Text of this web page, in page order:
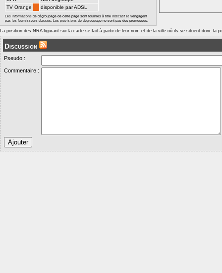
TV Orange
disponible par ADSL
Les informations de dégroupage de cette page sont fournies à titre indicatif et n'engagent
pas les fournisseurs d'accès. Les prévisions de dégroupage ne sont pas des promesses.
La position des NRA figurant sur la carte se fait à partir de leur nom et de la ville où ils se situent donc la
Discussion
Pseudo :
Commentaire :